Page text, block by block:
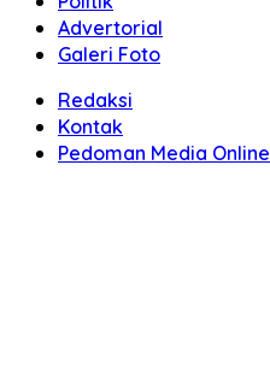
Advertorial
Galeri Foto
Redaksi
Kontak
Pedoman Media Online